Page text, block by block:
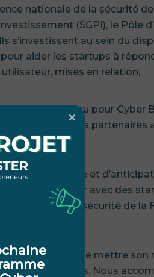
nationale de la sécurité
(SGPI), le Pôle
s’investissent au sein du
aider les startups à
mises en relation,
déjà parcouru pour Cyber
soutien de nos partenaires
de veille et
d’échanger avec des
équipes Cybersécurité de la
FDJ.
a à cœur de mettre son
cyber françaises. Nous